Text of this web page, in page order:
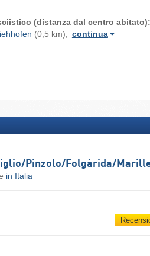
(distanza dal centro abitato):
(0,5 km), continua
​Pinzolo/​Folgàrida/​
in Italia